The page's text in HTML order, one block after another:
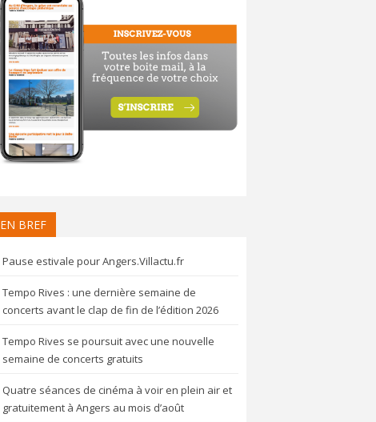
EN BREF
Pause estivale pour Angers.Villactu.fr
Tempo Rives : une dernière semaine de
concerts avant le clap de fin de l’édition 2026
Tempo Rives se poursuit avec une nouvelle
semaine de concerts gratuits
Quatre séances de cinéma à voir en plein air et
gratuitement à Angers au mois d’août